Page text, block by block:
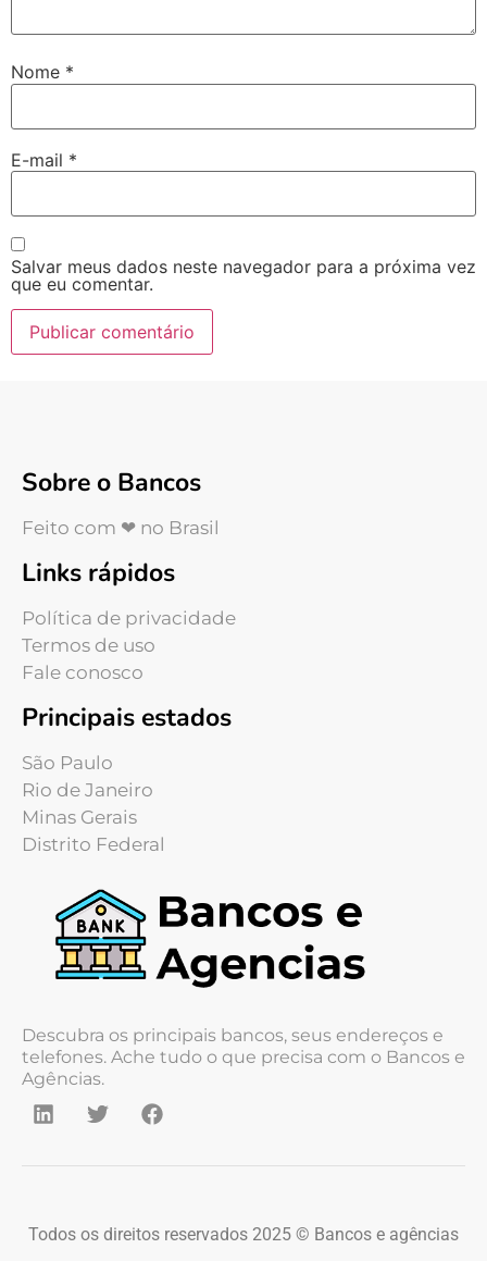
Nome *
E-mail *
Salvar meus dados neste navegador para a próxima vez
que eu comentar.
Sobre o Bancos
Feito com ❤ no Brasil
Links rápidos
Política de privacidade
Termos de uso
Fale conosco
Principais estados
São Paulo
Rio de Janeiro
Minas Gerais
Distrito Federal
Descubra os principais bancos, seus endereços e
telefones. Ache tudo o que precisa com o Bancos e
Agências.
Todos os direitos reservados 2025 © Bancos e agências